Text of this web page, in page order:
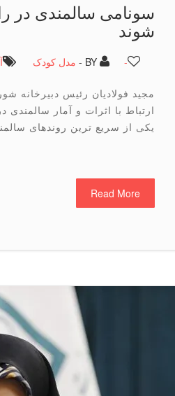
شوند
BY - مدل کودک -
مجید فولادیان رئیس دبیرخانه
ارتباط با اثرات و آمار
یکی از سریع ترین روندهای
Read More